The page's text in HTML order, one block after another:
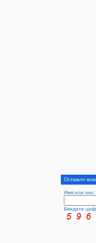
Оставьте
Имя или ник:
Введите